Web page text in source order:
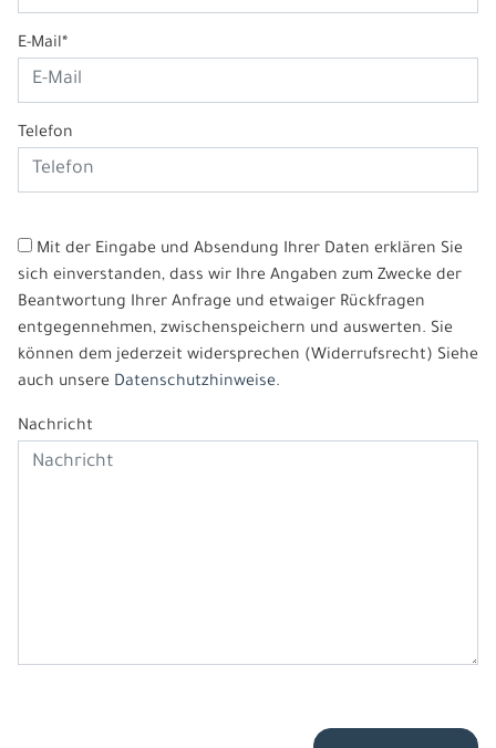
E-Mail*
Telefon
Mit der Eingabe und Absendung Ihrer Daten erklären Sie
sich einverstanden, dass wir Ihre Angaben zum Zwecke der
Beantwortung Ihrer Anfrage und etwaiger Rückfragen
entgegennehmen, zwischenspeichern und auswerten. Sie
können dem jederzeit widersprechen (Widerrufsrecht) Siehe
auch unsere Datenschutzhinweise.
Nachricht